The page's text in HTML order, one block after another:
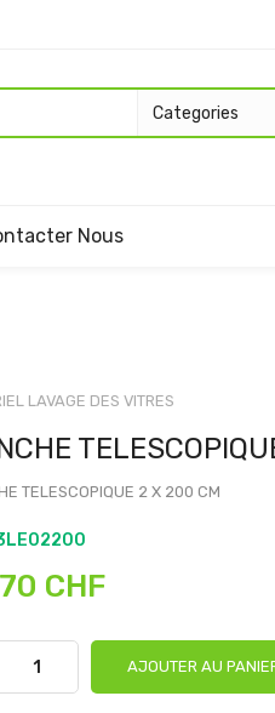
Nous
LAVAGE DES VITRES
TELESCOPIQUE 2 X 200 CM
CHF
AJOUTER AU